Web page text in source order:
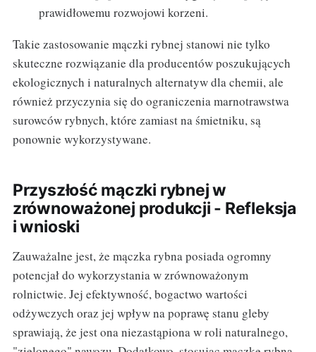
prawidłowemu rozwojowi korzeni.
Takie zastosowanie mączki rybnej stanowi nie tylko
skuteczne rozwiązanie dla producentów poszukujących
ekologicznych i naturalnych alternatyw dla chemii, ale
również przyczynia się do ograniczenia marnotrawstwa
surowców rybnych, które zamiast na śmietniku, są
ponownie wykorzystywane.
Przyszłość mączki rybnej w
zrównoważonej produkcji - Refleksja
i wnioski
Zauważalne jest, że mączka rybna posiada ogromny
potencjał do wykorzystania w zrównoważonym
rolnictwie. Jej efektywność, bogactwo wartości
odżywczych oraz jej wpływ na poprawę stanu gleby
sprawiają, że jest ona niezastąpiona w roli naturalnego,